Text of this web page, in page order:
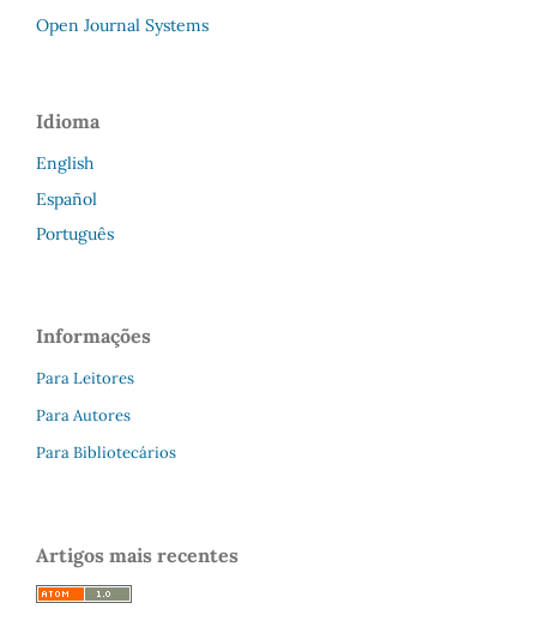
Open Journal Systems
Idioma
English
Español
Português
Informações
Para Leitores
Para Autores
Para Bibliotecários
Artigos mais recentes